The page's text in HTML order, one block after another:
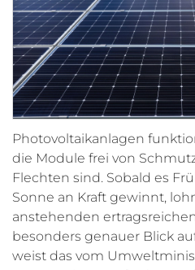
Photovoltaikanlagen
die Module frei von
Flechten sind. Sobald es
Sonne an Kraft gewinnt,
anstehenden
besonders genauer Blick
weist das vom